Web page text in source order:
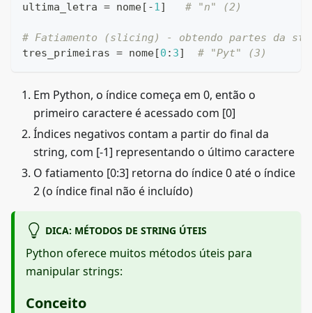
ultima_letra = nome [ -1] # "n" (2)
# Fatiamento (slicing) - obtendo partes da
tres_primeiras = nome [0 : 3] # "Pyt" (3)
Em Python, o índice começa em 0, então o
primeiro caractere é acessado com [0]
Índices negativos contam a partir do final da
string, com [-1] representando o último caractere
O fatiamento [0:3] retorna do índice 0 até o índice
2 (o índice final não é incluído)
DICA: MÉTODOS DE STRING ÚTEIS
Python oferece muitos métodos úteis para
manipular strings:
Conceito